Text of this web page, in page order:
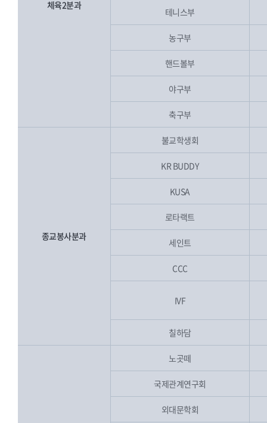
체육2분과
테니스부
농구부
핸드볼부
야구부
축구부
종교봉사분과
불교학생회
KR BUDDY
KUSA
로타랙트
세인트
CCC
IVF
칠하담
노곳떼
국제관계연구회
외대문학회